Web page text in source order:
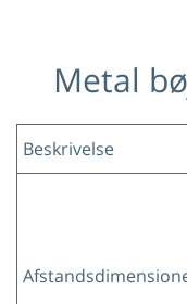
Metal
Beskrivelse